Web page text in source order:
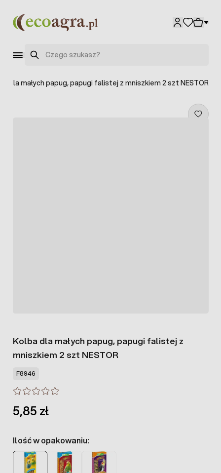
Szukaj
dla małych papug, papugi falistej z mniszkiem 2 szt NESTOR
Kolba dla małych papug, papugi falistej z
mniszkiem 2 szt NESTOR
F8946
5,85 zł
Ilość w opakowaniu: